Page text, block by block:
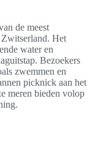
de meest
Het
water en
Bezoekers
zwemmen en
picknick aan het
meren bieden volop